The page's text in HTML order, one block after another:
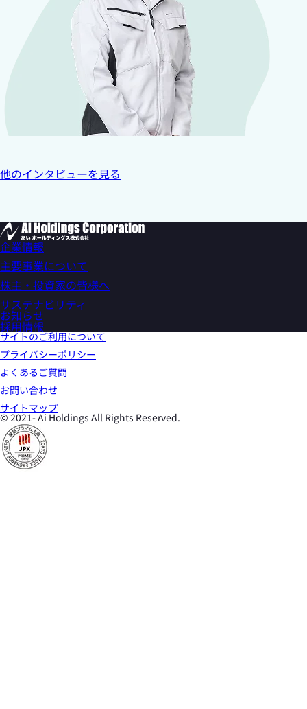
他のインタビューを見る
企業情報
企業情報
トップメッセージ
会社概要
傘下事業子会社一覧
沿革
主要事業について
主要事業について
セキュリティ機器
カード機器及びその他事務用機器
情報機器（カッティングマシン）
計測機器
情報通信（ビジネスホン）
設計事業
脱炭素システム事業
IoT推進事業
株主・投資家の皆様へ
株主・投資家の皆様へ
IRニュース
決算ハイライト
IRカレンダー
IRライブラリ
決算短信・決算説明資料
有価証券報告書等
中間報告書・報告書
株式基本情報
電子公告
コーポレート・ガバナンス報告書
IRポリシー・注意事項
サステナビリティ
サステナビリティ
トップコミットメント
取り組み基本方針
環境（Environment）
ー TCFD提言に基づく情報開示
社会（Social）
ガバナンス（Governance）
お知らせ
採用情報
サイトのご利用について
プライバシーポリシー
よくあるご質問
お問い合わせ
サイトマップ
© 2021- Ai Holdings All Rights Reserved.